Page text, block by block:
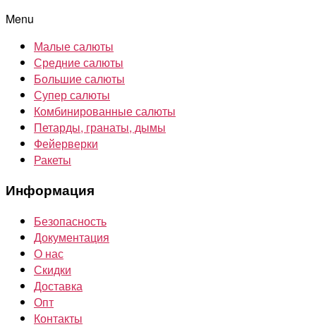
Menu
Малые салюты
Средние салюты
Большие салюты
Супер салюты
Комбинированные салюты
Петарды, гранаты, дымы
Фейерверки
Ракеты
Информация
Безопасность
Документация
О нас
Скидки
Доставка
Опт
Контакты